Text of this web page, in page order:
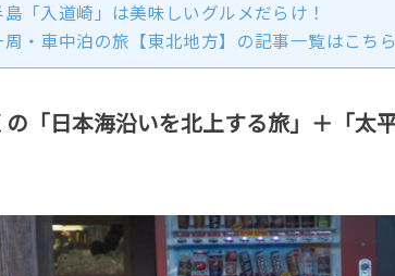
島「入道崎」は美味しいグルメだらけ！
周・車中泊の旅【東北地方】の記事一覧はこちら
の「日本海沿いを北上する旅」＋「太